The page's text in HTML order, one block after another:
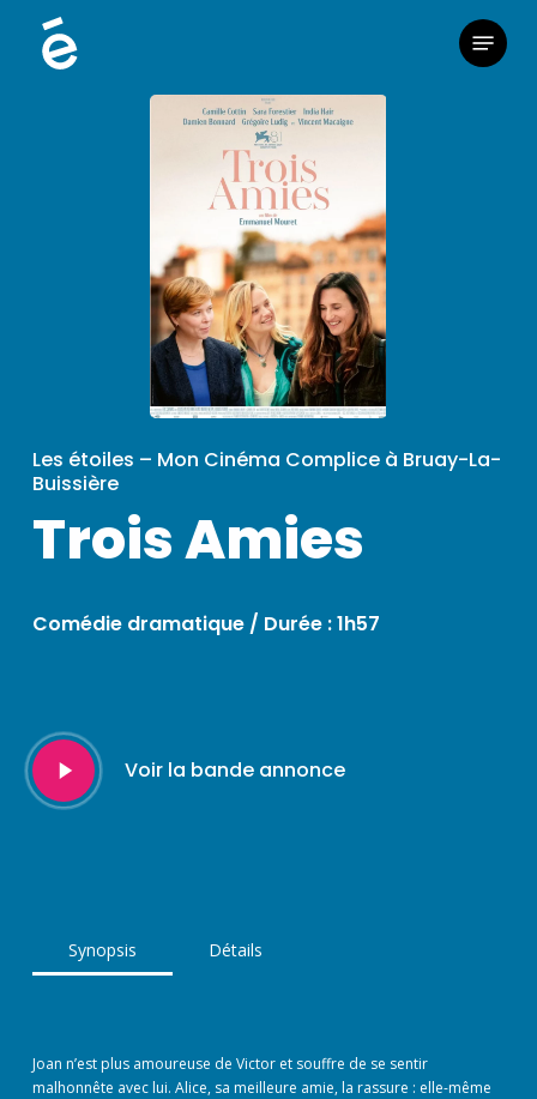
Menu
Les étoiles – Mon Cinéma Complice à Bruay-La-
Buissière
Trois Amies
Comédie dramatique / Durée : 1h57
Play
Video
Voir la bande annonce
Synopsis Détails
Joan n’est plus amoureuse de Victor et souffre de se sentir
malhonnête avec lui. Alice, sa meilleure amie, la rassure : elle-même